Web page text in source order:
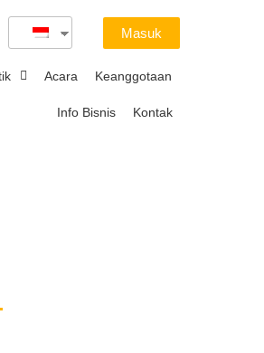
Masuk
Acara Keanggotaan
Info Bisnis Kontak